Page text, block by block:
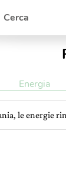
Cerca
Energia
le energie